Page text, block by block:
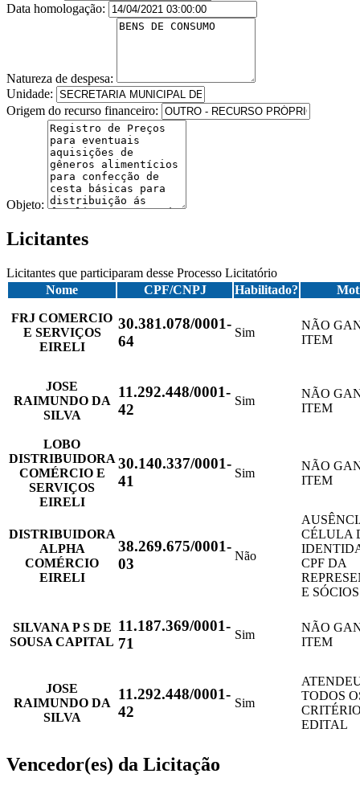
Data homologação:
Natureza de despesa:
Unidade:
Origem do recurso financeiro:
Objeto:
Licitantes
Licitantes que participaram desse Processo Licitatório
Nome
CPF/CNPJ Habilitado?
FRJ COMERCIO
E SERVIÇOS
EIRELI
30.381.078/0001-
64
Sim
NÃO
ITEM
JOSE
RAIMUNDO DA
SILVA
11.292.448/0001-
42
Sim
NÃO
ITEM
LOBO
DISTRIBUIDORA
COMÉRCIO E
SERVIÇOS
EIRELI
30.140.337/0001-
41
Sim
NÃO
ITEM
DISTRIBUIDORA
ALPHA
COMÉRCIO
EIRELI
38.269.675/0001-
03
Não
CÉLULA
CPF DA
E SÓCIOS
SILVANA P S DE
SOUSA CAPITAL
11.187.369/0001-
71
Sim
NÃO
ITEM
JOSE
RAIMUNDO DA
SILVA
11.292.448/0001-
42
Sim
TODOS
EDITAL
Vencedor(es) da Licitação